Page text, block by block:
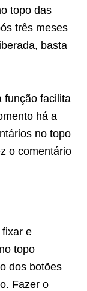
topo das
três meses
basta
função facilita
há a
no topo
o comentário
e
topo
dos botões
Fazer o